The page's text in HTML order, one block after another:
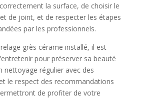
la surface, de choisir le
de joint, et de respecter les étapes
par les professionnels.
grès cérame installé, il est
pour préserver sa beauté
nettoyage régulier avec des
le respect des recommandations
de profiter de votre